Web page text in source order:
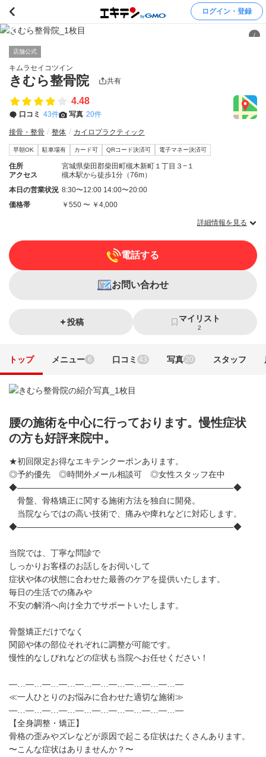
ログイン・登録
/
店舗公式
キムラセイコツイン
きむら整骨院 共有
4.48
口コミ 43件 写真 20件
接骨・整骨 整体 カイロプラクティック
早朝OK 駐車場有 カード可 QRコード決済可 電子マネー決済可
住所
宮城県柴田郡柴田町槻木新町１丁目３−１
アクセス
槻木駅から徒歩1分（76m）
本日の営業状況 8:30〜12:00 14:00〜20:00
価格帯
￥550 〜 ￥4,000
詳細情報を見る
電話する
お問い合わせ
投稿 マイリスト
2
トップ メニュー 6 口コミ 43 写真 20 スタッフ
腰の施術を中心に行っております。慢性症状
の方も好評来院中。
★初回限定お得なエキテンクーポンあります。
◎予約優先 ◎時間外メール相談可 ◎女性スタッフ在中
◆——————————————————————————◆
骨盤、骨格矯正に関する施術方法を独自に開発。
当院ならではの高い技術で、痛みや痺れなどに対応します。
◆——————————————————————————◆
当院では、丁寧な問診で
しっかりお客様のお話しをお伺いして
症状や体の状態に合わせた最善のケアを提供いたします。
毎日の生活での痛みや
不安の解消へ向け全力でサポートいたします。
骨盤矯正だけでなく
関節や体の部位それぞれに調整が可能です。
慢性的なしびれなどの症状も当院へお任せください！
—…—…—…—…—…—…—…—…—…—…—
≪一人ひとりのお悩みに合わせた適切な施術≫
—…—…—…—…—…—…—…—…—…—…—
【全身調整・矯正】
骨格の歪みやズレなどが原因で起こる症状はたくさんあります。
〜こんな症状はありませんか？〜